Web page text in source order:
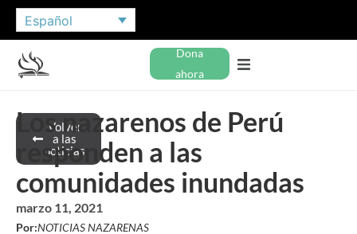
Español
Dona
ahora
Volver
a las
noticias
Los nazarenos de Perú
responden a las
comunidades inundadas
marzo 11, 2021
Por:NOTICIAS NAZARENAS